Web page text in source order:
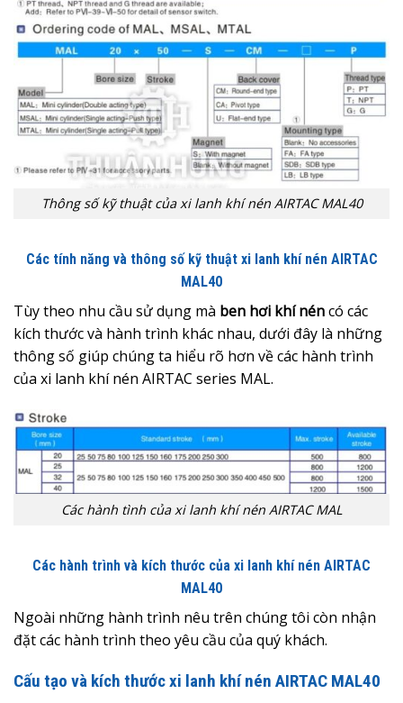
Thông số kỹ thuật của xi lanh khí nén AIRTAC MAL40
Các tính năng và thông số kỹ thuật xi lanh khí nén AIRTAC
MAL40
Tùy theo nhu cầu sử dụng mà ben hơi khí néncó các
kích thước và hành trình khác nhau, dưới đây là những
thông số giúp chúng ta hiểu rõ hơn về các hành trình
của xi lanh khí nén AIRTAC series MAL.
Các hành tình của xi lanh khí nén AIRTAC MAL
Các hành trình và kích thước của xi lanh khí nén AIRTAC
MAL40
Ngoài những hành trình nêu trên chúng tôi còn nhận
đặt các hành trình theo yêu cầu của quý khách.
Cấu tạo và kích thước xi lanh khí nén AIRTAC MAL40